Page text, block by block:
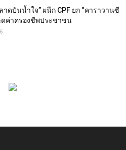
าดปันน้ำใจ” ผนึก CPF ยก “คาราวานซี
ดค่าครองชีพประชาชน